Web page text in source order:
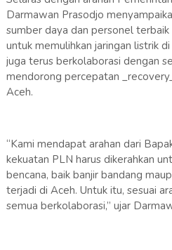
Darmawan Prasodjo
sumber daya dan personel
untuk memulihkan jaringan listrik
juga terus berkolaborasi dengan
mendorong percepatan
Aceh.
“Kami mendapat arahan dari
kekuatan PLN harus dikerahkan
bencana, baik banjir bandang
terjadi di Aceh. Untuk itu, sesuai
semua berkolaborasi,” ujar